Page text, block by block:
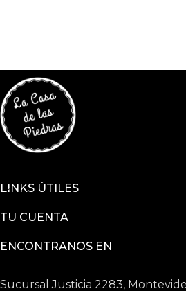
LINKS ÚTILES
TU CUENTA
ENCONTRANOS EN
Sucursal Justicia 2283,